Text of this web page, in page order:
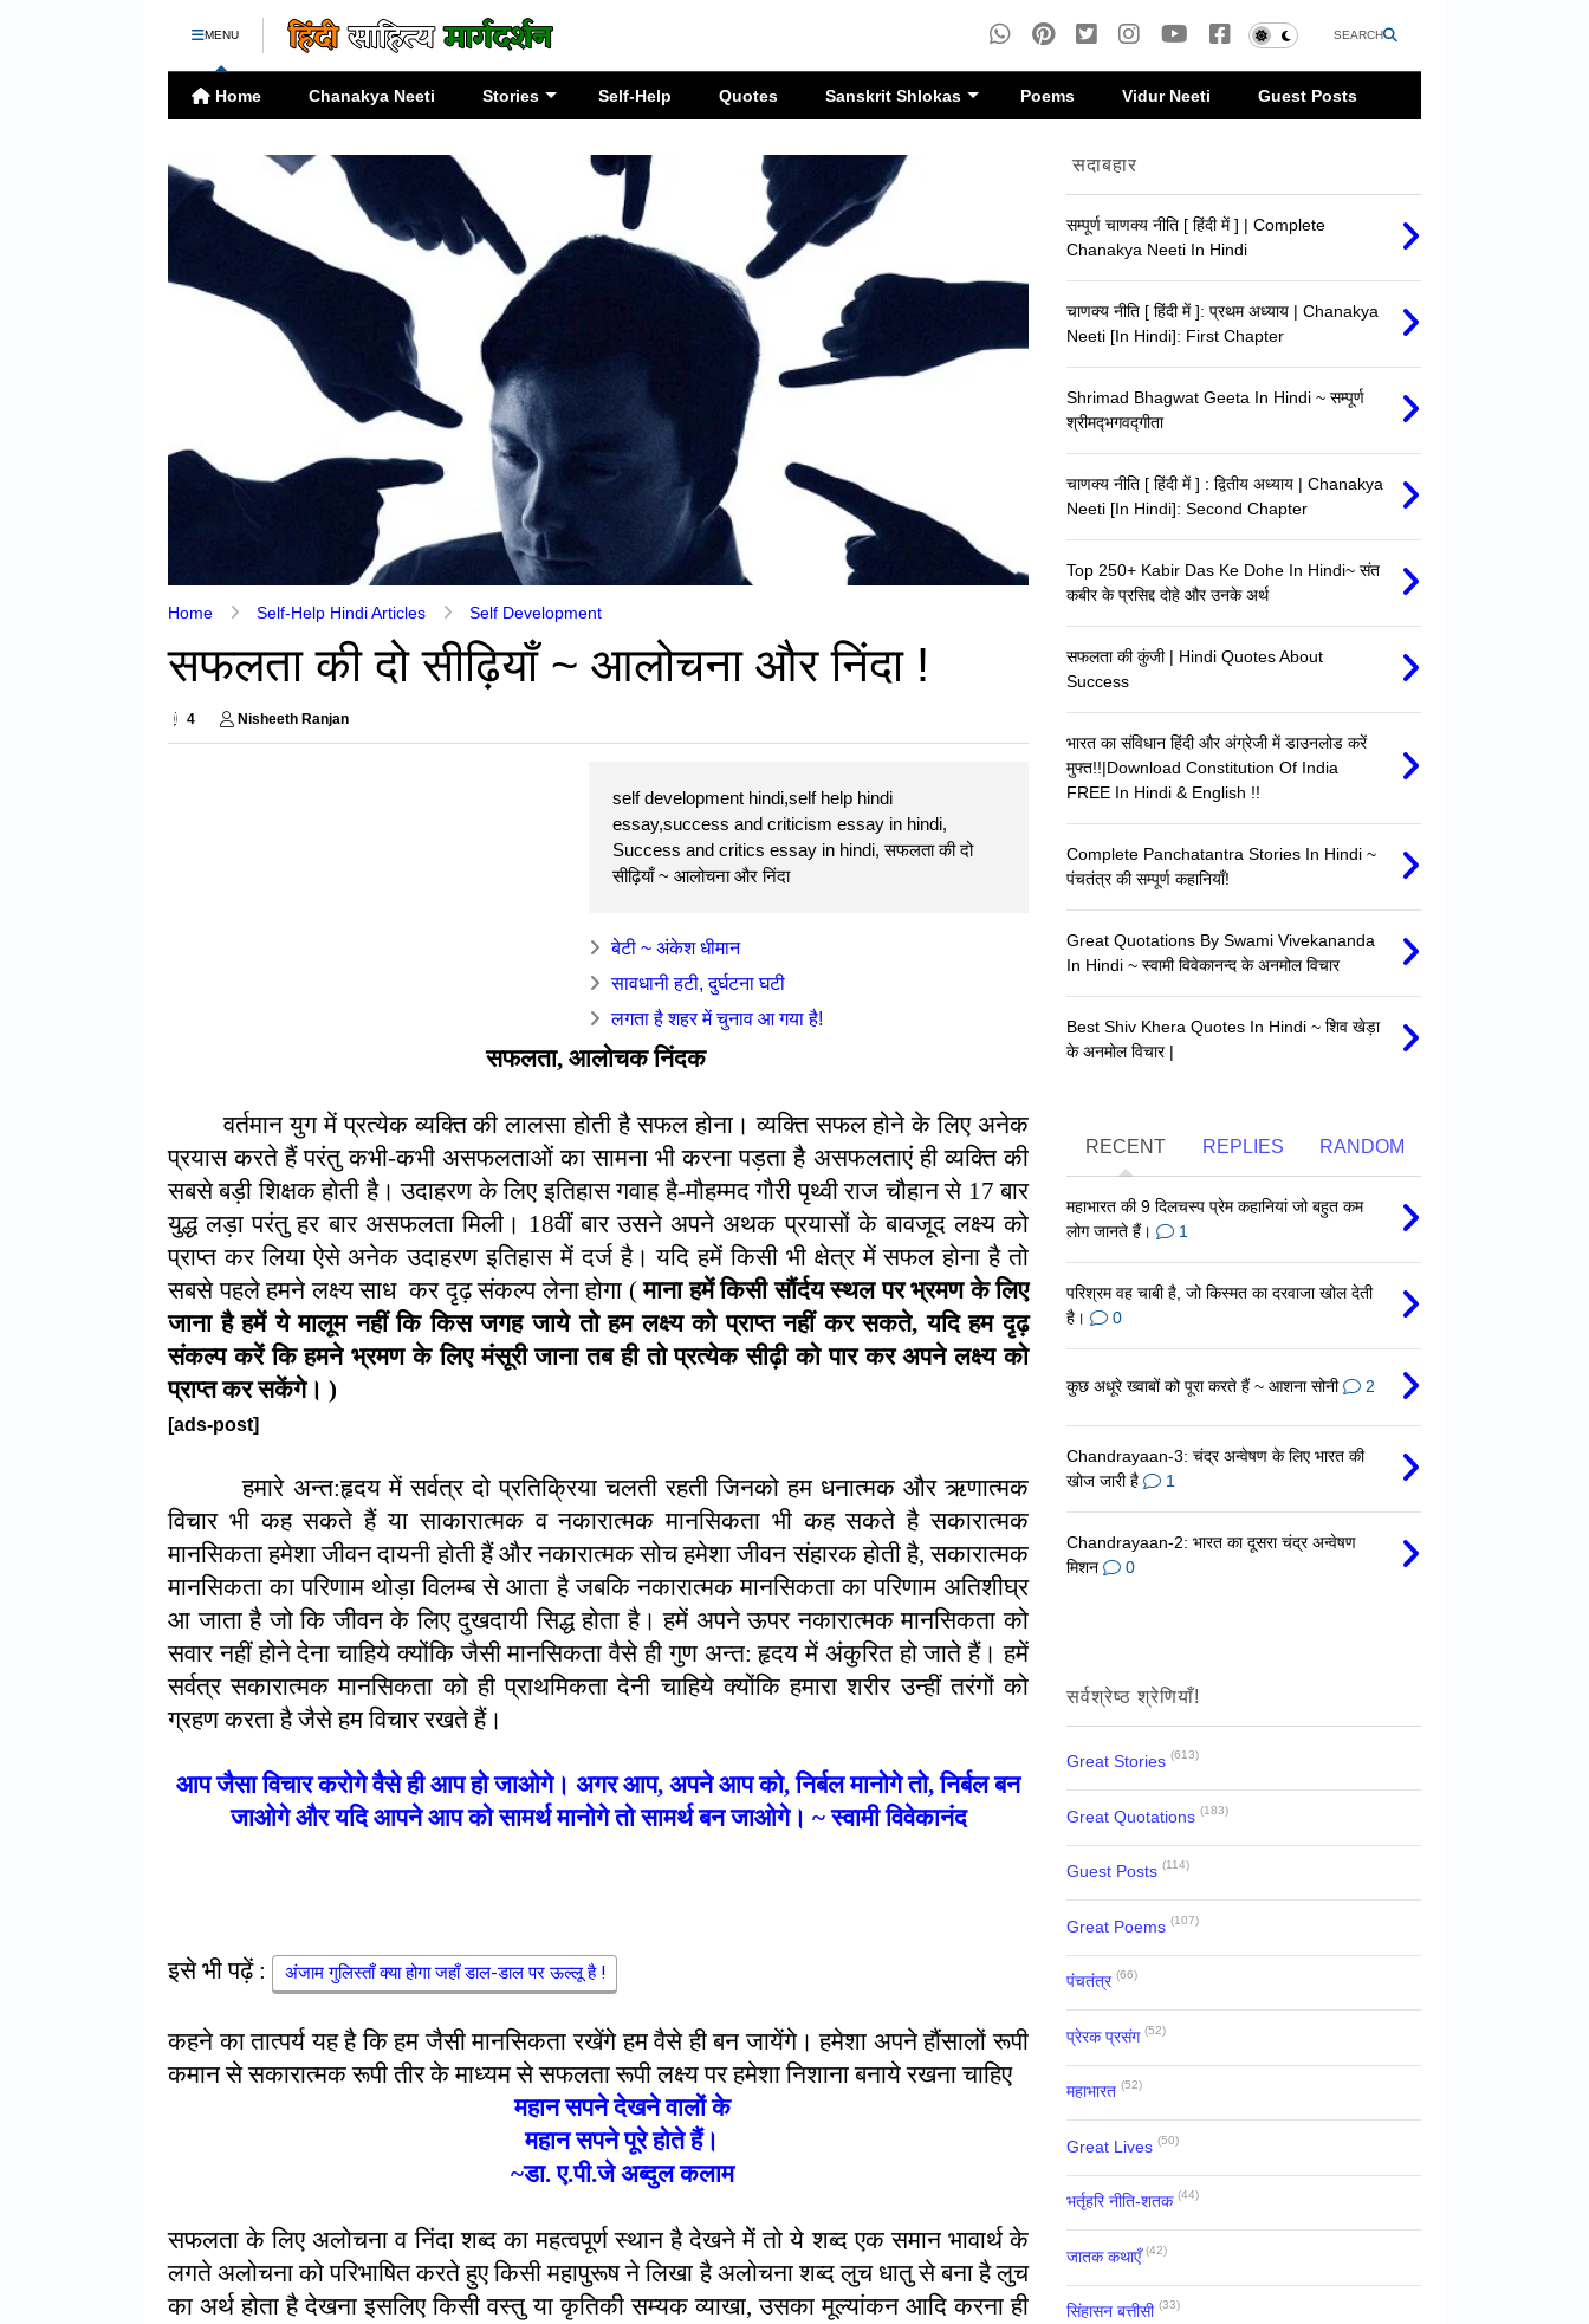
MENU SEARCH
Home Chanakya Neeti Stories Self-Help Quotes Sanskrit Shlokas Poems Vidur Neeti Guest Posts
Home Self-Help Hindi Articles Self Development
सफलता की दो सीढ़ियाँ ~ आलोचना और निंदा !
4 Nisheeth Ranjan
self development hindi,self help hindi
essay,success and criticism essay in hindi,
Success and critics essay in hindi, सफलता की दो
सीढ़ियाँ ~ आलोचना और निंदा
बेटी ~ अंकेश धीमान
सावधानी हटी, दुर्घटना घटी
लगता है शहर में चुनाव आ गया है!
सफलता, आलोचक निंदक
वर्तमान युग में प्रत्येक व्यक्ति की लालसा होती है सफल होना। व्यक्ति सफल होने के लिए अनेक
प्रयास करते हैं परंतु कभी-कभी असफलताओं का सामना भी करना पड़ता है असफलताएं ही व्यक्ति की
सबसे बड़ी शिक्षक होती है। उदाहरण के लिए इतिहास गवाह है-मौहम्मद गौरी पृथ्वी राज चौहान से 17 बार
युद्ध लड़ा परंतु हर बार असफलता मिली। 18वीं बार उसने अपने अथक प्रयासों के बावजूद लक्ष्य को
प्राप्त कर लिया ऐसे अनेक उदाहरण इतिहास में दर्ज है। यदि हमें किसी भी क्षेत्र में सफल होना है तो
सबसे पहले हमने लक्ष्य साध कर दृढ़ संकल्प लेना होगा (माना हमें किसी सौंर्दय स्थल पर भ्रमण के लिए
जाना है हमें ये मालूम नहीं कि किस जगह जाये तो हम लक्ष्य को प्राप्त नहीं कर सकते,यदि हम दृढ़
संकल्प करें कि हमने भ्रमण के लिए मंसूरी जाना तब ही तो प्रत्येक सीढ़ी को पार कर अपने लक्ष्य को
प्राप्त कर सकेंगे। )
[ads-post]
हमारे अन्त:हृदय में सर्वत्र दो प्रतिक्रिया चलती रहती जिनको हम धनात्मक और ऋणात्मक
विचार भी कह सकते हैं या साकारात्मक व नकारात्मक मानसिकता भी कह सकते है सकारात्मक
मानसिकता हमेशा जीवन दायनी होती हैं और नकारात्मक सोच हमेशा जीवन संहारक होती है, सकारात्मक
मानसिकता का परिणाम थोड़ा विलम्ब से आता है जबकि नकारात्मक मानसिकता का परिणाम अतिशीघ्र
आ जाता है जो कि जीवन के लिए दुखदायी सिद्ध होता है। हमें अपने ऊपर नकारात्मक मानसिकता को
सवार नहीं होने देना चाहिये क्योंकि जैसी मानसिकता वैसे ही गुण अन्त: हृदय में अंकुरित हो जाते हैं। हमें
सर्वत्र सकारात्मक मानसिकता को ही प्राथमिकता देनी चाहिये क्योंकि हमारा शरीर उन्हीं तरंगों को
ग्रहण करता है जैसे हम विचार रखते हैं।
आप जैसा विचार करोगे वैसे ही आप हो जाओगे। अगर आप, अपने आप को,निर्बल मानोगे तो,निर्बल बन
जाओगे और यदि आपने आप को सामर्थ मानोगे तो सामर्थ बन जाओगे। ~स्वामी विवेकानंद
इसे भी पढ़ें : अंजाम गुलिस्ताँ क्या होगा जहाँ डाल-डाल पर ऊल्लू है !
कहने का तात्पर्य यह है कि हम जैसी मानसिकता रखेंगे हम वैसे ही बन जायेंगे। हमेशा अपने हौंसालों रूपी
कमान से सकारात्मक रूपी तीर के माध्यम से सफलता रूपी लक्ष्य पर हमेशा निशाना बनाये रखना चाहिए
महान सपने देखने वालों के
महान सपने पूरे होते हैं।
~डा. ए.पी.जे अब्दुल कलाम
सफलता के लिए अलोचना व निंदा शब्द का महत्वपूर्ण स्थान है देखने मेें तो ये शब्द एक समान भावार्थ के
लगते अलोचना को परिभाषित करते हुए किसी महापुरूष ने लिखा है अलोचना शब्द लुच धातु से बना है लुच
का अर्थ होता है देखना इसलिए किसी वस्तु या कृतिकी सम्यक व्याखा,उसका मूल्यांकन आदि करना ही
सदाबहार
सम्पूर्ण चाणक्य नीति [ हिंदी में ] | Complete
Chanakya Neeti In Hindi
चाणक्य नीति [ हिंदी में ]: प्रथम अध्याय | Chanakya
Neeti [In Hindi]: First Chapter
Shrimad Bhagwat Geeta In Hindi ~ सम्पूर्ण
श्रीमद्‍भगवद्‍गीता
चाणक्य नीति [ हिंदी में ] : द्वितीय अध्याय | Chanakya
Neeti [In Hindi]: Second Chapter
Top 250+ Kabir Das Ke Dohe In Hindi~ संत
कबीर के प्रसिद्द दोहे और उनके अर्थ
सफलता की कुंजी | Hindi Quotes About
Success
भारत का संविधान हिंदी और अंग्रेजी में डाउनलोड करें
मुफ्त!!|Download Constitution Of India
FREE In Hindi & English !!
Complete Panchatantra Stories In Hindi ~
पंचतंत्र की सम्पूर्ण कहानियाँ!
Great Quotations By Swami Vivekananda
In Hindi ~ स्वामी विवेकानन्द के अनमोल विचार
Best Shiv Khera Quotes In Hindi ~ शिव खेड़ा
के अनमोल विचार |
RECENT REPLIES RANDOM
महाभारत की 9 दिलचस्प प्रेम कहानियां जो बहुत कम
लोग जानते हैं।
1
परिश्रम वह चाबी है, जो किस्मत का दरवाजा खोल देती
है।
0
कुछ अधूरे ख्वाबों को पूरा करते हैं ~ आशना सोनी 2
Chandrayaan-3: चंद्र अन्वेषण के लिए भारत की
खोज जारी है
1
Chandrayaan-2: भारत का दूसरा चंद्र अन्वेषण
मिशन
0
सर्वश्रेष्ठ श्रेणियाँ!
Great Stories (613)
Great Quotations (183)
Guest Posts (114)
Great Poems (107)
पंचतंत्र (66)
प्रेरक प्रसंग (52)
महाभारत (52)
Great Lives (50)
भर्तृहरि नीति-शतक (44)
जातक कथाएँ (42)
सिंहासन बत्तीसी (33)